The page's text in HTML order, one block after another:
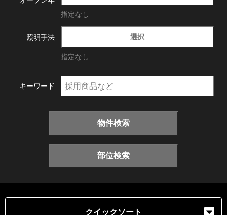
指定なし
照明手法 選択
指定なし
キーワード
物件検索
部位検索
クイックソート